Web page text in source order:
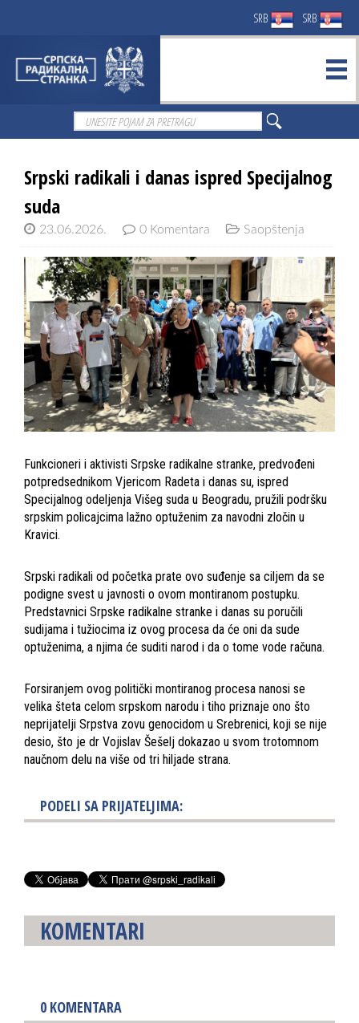
SRB SRB
Srpski radikali i danas ispred Specijalnog
suda
23.06.2026. 0 Komentara Saopštenja
Funkcioneri i aktivisti Srpske radikalne stranke, predvođeni
potpredsednikom Vjericom Radeta i danas su, ispred
Specijalnog odeljenja Višeg suda u Beogradu, pružili podršku
srpskim policajcima lažno optuženim za navodni zločin u
Kravici.
Srpski radikali od početka prate ovo suđenje sa ciljem da se
podigne svest u javnosti o ovom montiranom postupku.
Predstavnici Srpske radikalne stranke i danas su poručili
sudijama i tužiocima iz ovog procesa da će oni da sude
optuženima, a njima će suditi narod i da o tome vode računa.
Forsiranjem ovog politički montiranog procesa nanosi se
velika šteta celom srpskom narodu i tiho priznaje ono što
neprijatelji Srpstva zovu genocidom u Srebrenici, koji se nije
desio, što je dr Vojislav Šešelj dokazao u svom trotomnom
naučnom delu na više od tri hiljade strana.
PODELI SA PRIJATELJIMA:
KOMENTARI
0 KOMENTARA